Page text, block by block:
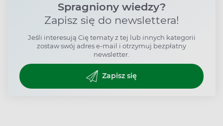
Spragniony wiedzy?
Zapisz się do newslettera!
Jeśli interesują Cię tematy z tej lub innych kategorii
zostaw swój adres e-mail i otrzymuj bezpłatny
newsletter.
Zapisz się